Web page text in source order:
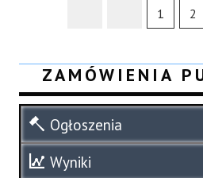
1 2
ZAMÓWIENIA
Ogłoszenia
Wyniki